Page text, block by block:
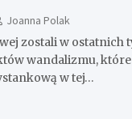
Joanna Polak
zostali w ostatnich
wandalizmu,
w tej…